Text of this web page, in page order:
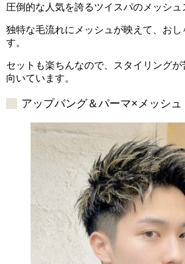
圧倒的な人気を誇るツイスパのメッシュ
独特な毛流れにメッシュが映えて、おし
す。
セットも楽ちんなので、スタイリングが
向いています。
アップバング＆パーマ×メッシュ